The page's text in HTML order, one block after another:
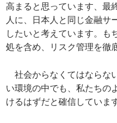
高まると思っています、最
人に、日本人と同じ金融サ
したいと考えています。も
処を含め、リスク管理を徹
社会からなくてはならな
い環境の中でも、私たちの
けるはずだと確信しています